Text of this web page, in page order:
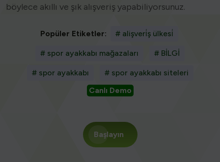
böylece akıllı ve şık alışveriş yapabiliyorsunuz.
Popüler Etiketler: # alişveri̇ş ülkesi̇
# spor ayakkabı mağazaları # BİLGİ
# spor ayakkabı
# spor ayakkabı siteleri
Canlı Demo
Başlayın